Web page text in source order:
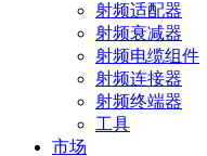
射频适配器
射频衰减器
射频电缆组件
射频连接器
射频终端器
工具
市场